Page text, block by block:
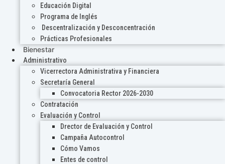
Educación Digital
Programa de Inglés
Descentralización y Desconcentración
Prácticas Profesionales
Bienestar
Administrativo
Vicerrectora Administrativa y Financiera
Secretaría General
Convocatoria Rector 2026-2030
Contratación
Evaluación y Control
Drector de Evaluación y Control
Campaña Autocontrol
Cómo Vamos
Entes de control